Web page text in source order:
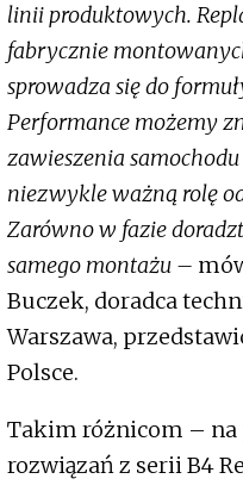
linii produktowych.
fabrycznie
sprowadza się do
Performance możemy
zawieszenia
niezwykle ważną rolę
Zarówno w fazie
samego montażu –
Buczek, doradca
Warszawa,
Polsce.
Takim różnicom – na
rozwiązań z serii B4